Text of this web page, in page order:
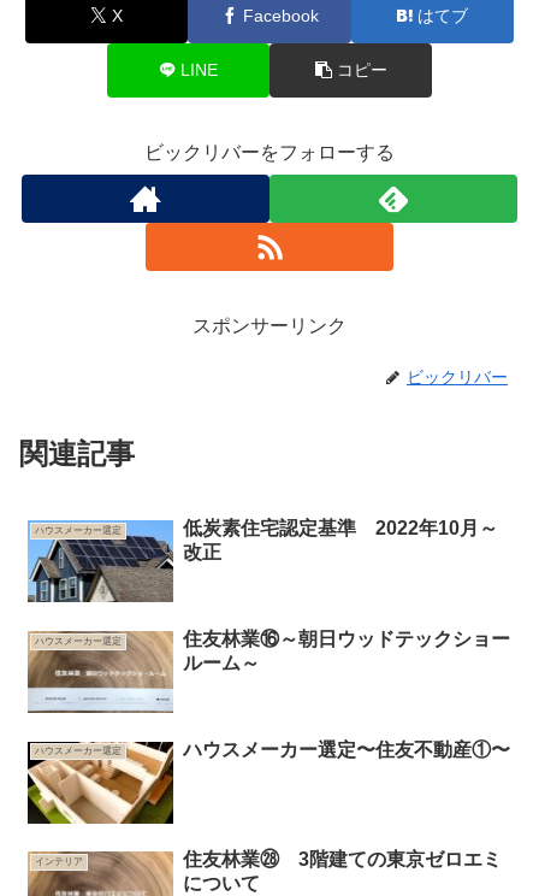
X Facebook はてブ
LINE コピー
ビックリバーをフォローする
スポンサーリンク
ビックリバー
関連記事
ハウスメーカー選定
低炭素住宅認定基準 2022年10月～
改正
ハウスメーカー選定
住友林業⑯～朝日ウッドテックショー
ルーム～
ハウスメーカー選定 ハウスメーカー選定〜住友不動産①〜
インテリア
住友林業㉘ 3階建ての東京ゼロエミ
について